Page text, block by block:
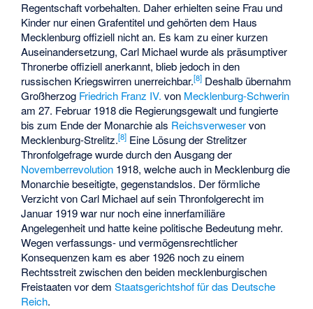
Regentschaft vorbehalten. Daher erhielten seine Frau und
Kinder nur einen Grafentitel und gehörten dem Haus
Mecklenburg offiziell nicht an. Es kam zu einer kurzen
Auseinandersetzung, Carl Michael wurde als präsumptiver
Thronerbe offiziell anerkannt, blieb jedoch in den
russischen Kriegswirren unerreichbar.[8] Deshalb übernahm
Großherzog Friedrich Franz IV. von Mecklenburg-Schwerin
am 27. Februar 1918 die Regierungsgewalt und fungierte
bis zum Ende der Monarchie als Reichsverweservon
Mecklenburg-Strelitz.[8] Eine Lösung der Strelitzer
Thronfolgefrage wurde durch den Ausgang der
Novemberrevolution 1918, welche auch in Mecklenburg die
Monarchie beseitigte, gegenstandslos. Der förmliche
Verzicht von Carl Michael auf sein Thronfolgerecht im
Januar 1919 war nur noch eine innerfamiliäre
Angelegenheit und hatte keine politische Bedeutung mehr.
Wegen verfassungs- und vermögensrechtlicher
Konsequenzen kam es aber 1926 noch zu einem
Rechtsstreit zwischen den beiden mecklenburgischen
Freistaaten vor demStaatsgerichtshof für das Deutsche
Reich.